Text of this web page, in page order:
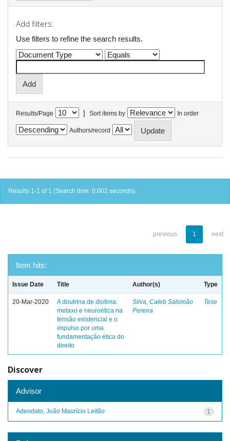
Add filters:
Use filters to refine the search results.
Results/Page | Sort items by In order
Authors/record
Results 1-1 of 1 (Search time: 0.002 seconds).
previous 1 next
Item hits:
Issue Date Title Author(s) Type
20-Mar-2020
A doutrina de diotima:
metaxo e neuroética na
tensão existencial e o
impulso por uma
fundamentação ética do
direito
Silva, Caleb Salomão
Pereira
Tese
Discover
Advisor
1
Adeodato, João Maurício Leitão